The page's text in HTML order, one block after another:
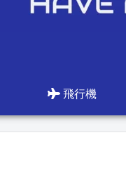
飛行機